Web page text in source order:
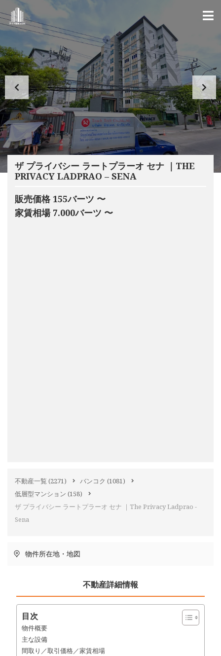
ザ プライバシー ラートプラーオ セナ ｜THE
PRIVACY LADPRAO – SENA
販売価格 155バーツ 〜
家賃相場 7.000バーツ 〜
不動産一覧 (2271) バンコク (1081)
低層型マンション (158)
ザ プライバシー ラートプラーオ セナ ｜The Privacy Ladprao -
Sena
物件所在地・地図
不動産詳細情報
目次
物件概要
主な設備
間取り／取引価格／家賃相場